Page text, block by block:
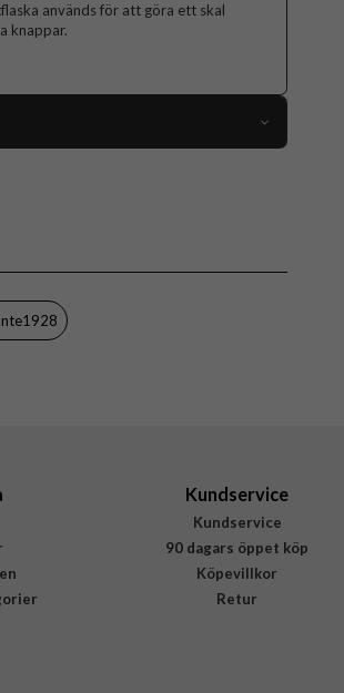
används för att göra ett skal
knappar.
Miljövänlig, Trådlös laddning-kompatibel
Kundservice
Kundservice
90 dagars öppet köp
Köpevillkor
Retur